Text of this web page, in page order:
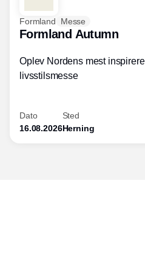
Formland Messe
Formland Autumn
Oplev Nordens mest
livsstilsmesse
Dato
16.08.2026
Sted
Herning